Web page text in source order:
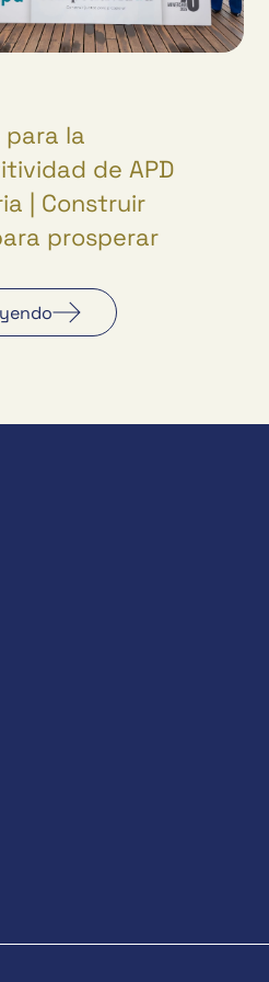
para la
de APD
| Construir
prosperar